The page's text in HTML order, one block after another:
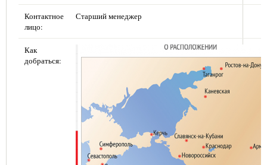
Контактное
лицо:
Старший менеджер
Как
добраться: